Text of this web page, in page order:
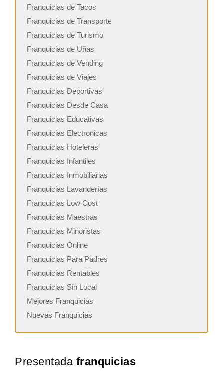
Franquicias de Tacos
Franquicias de Transporte
Franquicias de Turismo
Franquicias de Uñas
Franquicias de Vending
Franquicias de Viajes
Franquicias Deportivas
Franquicias Desde Casa
Franquicias Educativas
Franquicias Electronicas
Franquicias Hoteleras
Franquicias Infantiles
Franquicias Inmobiliarias
Franquicias Lavanderías
Franquicias Low Cost
Franquicias Maestras
Franquicias Minoristas
Franquicias Online
Franquicias Para Padres
Franquicias Rentables
Franquicias Sin Local
Mejores Franquicias
Nuevas Franquicias
Presentada franquicias